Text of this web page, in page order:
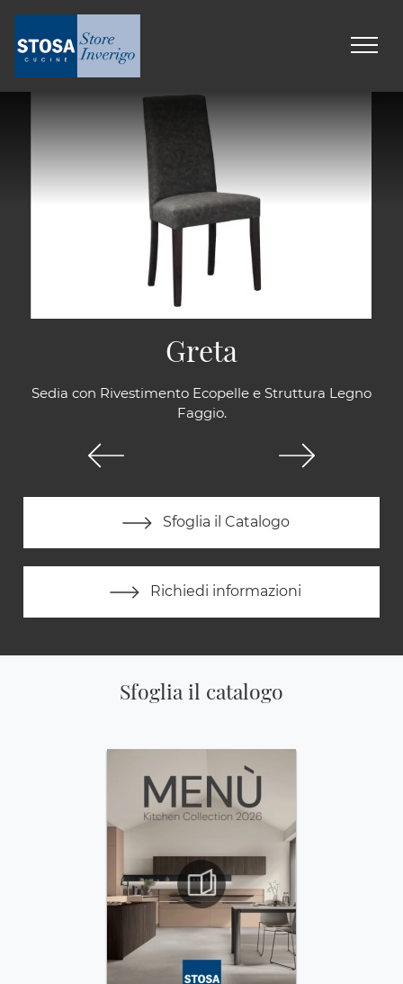
Sedia con Rivestimento Ecopelle e Struttura Legno
Faggio.
Sfoglia il Catalogo
Richiedi informazioni
Greta
Sfoglia il catalogo